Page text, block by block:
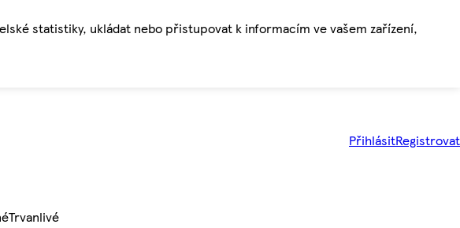
statistiky, ukládat nebo přistupovat k informacím ve vašem zařízení,
PřihlásitRegistrovat
Trvanlivé